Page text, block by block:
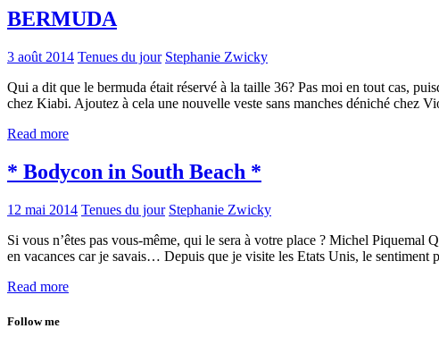
BERMUDA
3 août 2014 Tenues du jour Stephanie Zwicky
Qui a dit que le bermuda était réservé à la taille 36? Pas moi en tout cas,
chez Kiabi. Ajoutez à cela une nouvelle veste sans manches déniché chez
Read more
* Bodycon in South Beach *
12 mai 2014 Tenues du jour Stephanie Zwicky
Si vous n’êtes pas vous-même, qui le sera à votre place ? Michel Piquemal
en vacances car je savais… Depuis que je visite les Etats Unis, le sentiment
Read more
Follow me